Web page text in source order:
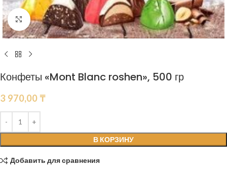
Нажмите, чтобы увеличить
Конфеты «Mont Blanc roshen», 500 гр
3 970,00 ₸
В КОРЗИНУ
Добавить для сравнения